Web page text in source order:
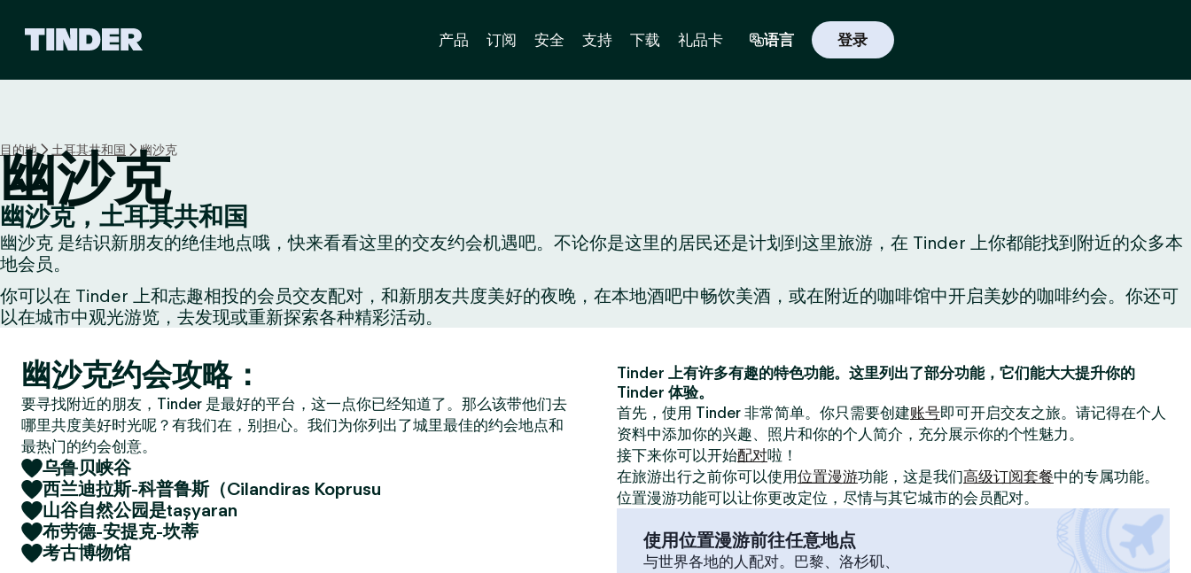
首
页
产品 订阅 安全 支持 下载 礼品卡 语言 登录
目的地 土耳其共和国 幽沙克
幽沙克
幽沙克，土耳其共和国
幽沙克 是结识新朋友的绝佳地点哦，快来看看这里的交友约会机遇吧。不论你是这里的居民还是计划到这里旅游，在 Tinder 上你都能找到附近的众多本
地会员。
你可以在 Tinder 上和志趣相投的会员交友配对，和新朋友共度美好的夜晚，在本地酒吧中畅饮美酒，或在附近的咖啡馆中开启美妙的咖啡约会。你还可
以在城市中观光游览，去发现或重新探索各种精彩活动。
幽沙克约会攻略：
要寻找附近的朋友，Tinder 是最好的平台，这一点你已经知道了。那么该带他们去
哪里共度美好时光呢？有我们在，别担心。我们为你列出了城里最佳的约会地点和
最热门的约会创意。
乌鲁贝峡谷
西兰迪拉斯-科普鲁斯（Cilandiras Koprusu
山谷自然公园是taşyaran
布劳德-安提克-坎蒂
考古博物馆
Tinder 上有许多有趣的特色功能。这里列出了部分功能，它们能大大提升你的
Tinder 体验。
首先，使用 Tinder 非常简单。你只需要创建账号即可开启交友之旅。请记得在个人
资料中添加你的兴趣、照片和你的个人简介，充分展示你的个性魅力。
接下来你可以开始配对啦！
在旅游出行之前你可以使用位置漫游功能，这是我们高级订阅套餐中的专属功能。
位置漫游功能可以让你更改定位，尽情与其它城市的会员配对。
使用位置漫游前往任意地点
与世界各地的人配对。巴黎、洛杉矶、